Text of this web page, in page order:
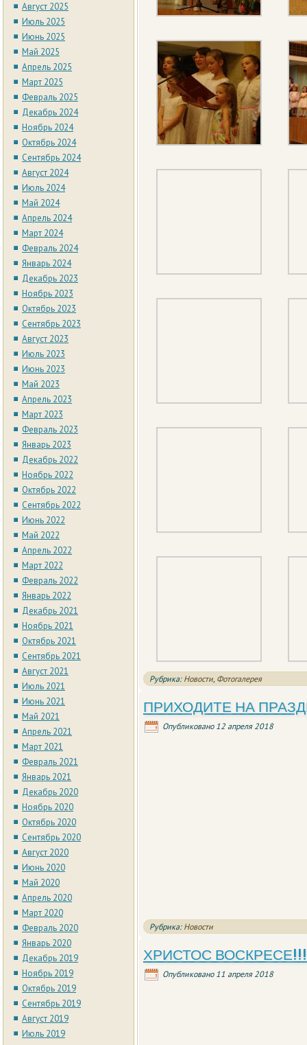
Август 2025
Июль 2025
Июнь 2025
Май 2025
Апрель 2025
Март 2025
Февраль 2025
Декабрь 2024
Ноябрь 2024
Октябрь 2024
Сентябрь 2024
Август 2024
Июль 2024
Май 2024
Апрель 2024
Март 2024
Февраль 2024
Январь 2024
Декабрь 2023
Ноябрь 2023
Октябрь 2023
Сентябрь 2023
Август 2023
Июль 2023
Июнь 2023
Май 2023
Апрель 2023
Март 2023
Февраль 2023
Январь 2023
Декабрь 2022
Ноябрь 2022
Октябрь 2022
Сентябрь 2022
Июнь 2022
Май 2022
Апрель 2022
Март 2022
Февраль 2022
Январь 2022
Декабрь 2021
Ноябрь 2021
Октябрь 2021
Сентябрь 2021
Август 2021
Июль 2021
Июнь 2021
Май 2021
Апрель 2021
Март 2021
Февраль 2021
Январь 2021
Декабрь 2020
Ноябрь 2020
Октябрь 2020
Сентябрь 2020
Август 2020
Июнь 2020
Май 2020
Апрель 2020
Март 2020
Февраль 2020
Январь 2020
Декабрь 2019
Ноябрь 2019
Октябрь 2019
Сентябрь 2019
Август 2019
Июль 2019
Рубрика: Новости, Фотогалерея
ПРИХОДИТЕ НА
Опубликовано 12 апреля 2018
Рубрика: Новости
ХРИСТОС ВОСКРЕСЕ!!!
Опубликовано 11 апреля 2018